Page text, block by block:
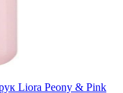
Liora Peony & Pink